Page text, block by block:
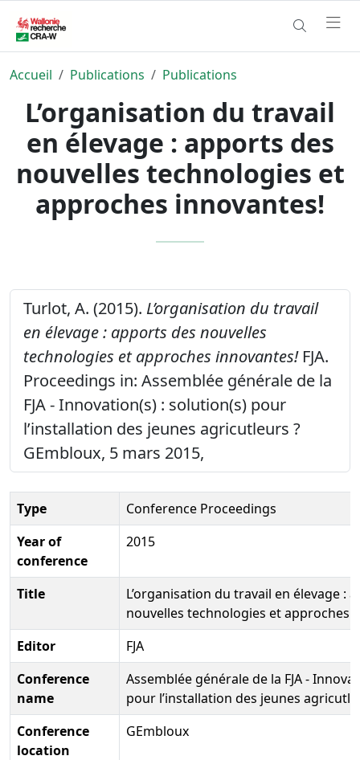
Accueil Publications Publications
L’organisation du travail
en élevage : apports des
nouvelles technologies et
approches innovantes!
Turlot, A. (2015). L’organisation du travail
en élevage : apports des nouvelles
technologies et approches innovantes!FJA.
Proceedings in: Assemblée générale de la
FJA - Innovation(s) : solution(s) pour
l’installation des jeunes agricutleurs ?
GEmbloux, 5 mars 2015,
Type
Conference Proceedings
Year of
conference
2015
Title
L’organisation du travail en élevage :
nouvelles technologies et approches
Editor
FJA
Conference
name
Assemblée générale de la FJA -
pour l’installation des jeunes
Conference
location
GEmbloux